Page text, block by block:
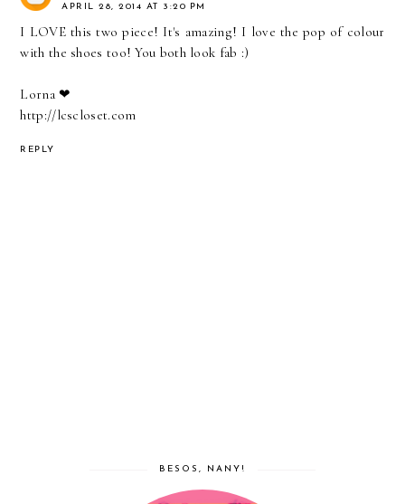
APRIL 28, 2014 AT 3:20 PM
I LOVE this two piece! It's amazing! I love the pop of colour
with the shoes too! You both look fab :)
Lorna ❤
http://lcscloset.com
REPLY
BESOS, NANY!